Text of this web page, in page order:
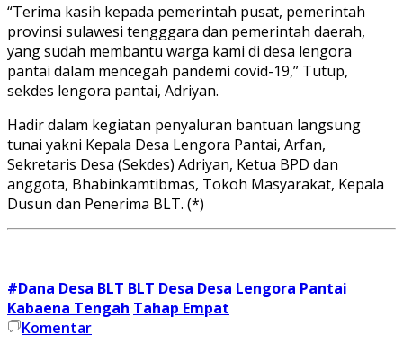
“Terima kasih kepada pemerintah pusat, pemerintah
provinsi sulawesi tengggara dan pemerintah daerah,
yang sudah membantu warga kami di desa lengora
pantai dalam mencegah pandemi covid-19,” Tutup,
sekdes lengora pantai, Adriyan.
Hadir dalam kegiatan penyaluran bantuan langsung
tunai yakni Kepala Desa Lengora Pantai, Arfan,
Sekretaris Desa (Sekdes) Adriyan, Ketua BPD dan
anggota, Bhabinkamtibmas, Tokoh Masyarakat, Kepala
Dusun dan Penerima BLT. (*)
#Dana Desa BLT BLT Desa Desa Lengora Pantai
Kabaena Tengah Tahap Empat
Komentar